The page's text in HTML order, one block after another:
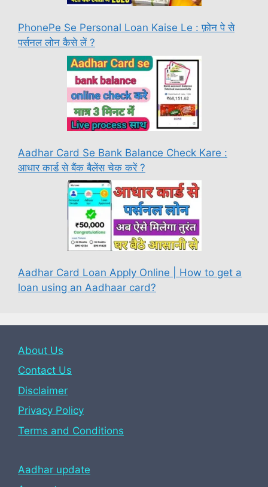
PhonePe Se Personal Loan Kaise Le : फ़ोन पे से
पर्सनल लोन कैसे लें ?
Aadhar Card Se Bank Balance Check Kare :
आधार कार्ड से बैंक बैलेंस चेक करें ?
Aadhar Card Loan Apply Online | How to get a
loan using an Aadhaar card?
About Us
Contact Us
Disclaimer
Privacy Policy
Terms and Conditions
Aadhar update